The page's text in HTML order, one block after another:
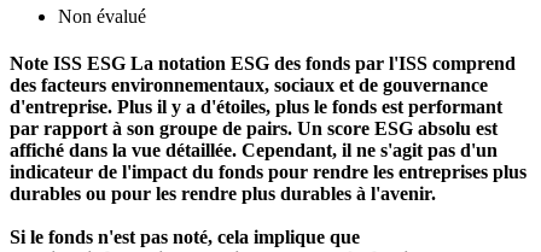
Non évalué
Note ISS ESG La notation ESG des fonds par l'ISS comprend
des facteurs environnementaux, sociaux et de gouvernance
d'entreprise. Plus il y a d'étoiles, plus le fonds est performant
par rapport à son groupe de pairs. Un score ESG absolu est
affiché dans la vue détaillée. Cependant, il ne s'agit pas d'un
indicateur de l'impact du fonds pour rendre les entreprises plus
durables ou pour les rendre plus durables à l'avenir.
Si le fonds n'est pas noté, cela implique que